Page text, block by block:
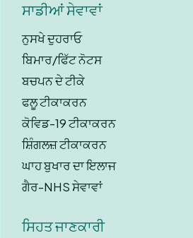
ਸਾਡੀਆਂ ਸੇਵਾਵਾਂ
ਨੁਸਖੇ ਦੁਹਰਾਓ
ਬਿਮਾਰ/ਫਿੱਟ ਨੋਟਸ
ਬਚਪਨ ਦੇ ਟੀਕੇ
ਫਲੂ ਟੀਕਾਕਰਨ
ਕੋਵਿਡ-19 ਟੀਕਾਕਰਨ
ਸ਼ਿੰਗਲਜ਼ ਟੀਕਾਕਰਨ
ਘਾਹ ਬੁਖਾਰ ਦਾ ਇਲਾਜ
ਗੈਰ-NHS ਸੇਵਾਵਾਂ
ਸਿਹਤ ਜਾਣਕਾਰੀ